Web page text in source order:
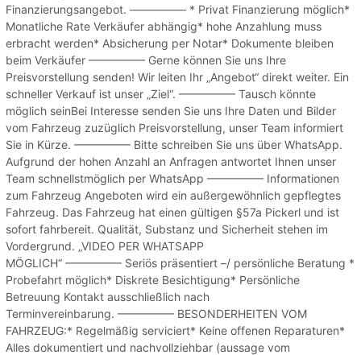
Finanzierungsangebot. ————— * Privat Finanzierung möglich*
Monatliche Rate Verkäufer abhängig* hohe Anzahlung muss
erbracht werden* Absicherung per Notar* Dokumente bleiben
beim Verkäufer ————— Gerne können Sie uns Ihre
Preisvorstellung senden! Wir leiten Ihr „Angebot“ direkt weiter. Ein
schneller Verkauf ist unser „Ziel“. ————— Tausch könnte
möglich seinBei Interesse senden Sie uns Ihre Daten und Bilder
vom Fahrzeug zuzüglich Preisvorstellung, unser Team informiert
Sie in Kürze. ————— Bitte schreiben Sie uns über WhatsApp.
Aufgrund der hohen Anzahl an Anfragen antwortet Ihnen unser
Team schnellstmöglich per WhatsApp ————— Informationen
zum Fahrzeug Angeboten wird ein außergewöhnlich gepflegtes
Fahrzeug. Das Fahrzeug hat einen gültigen §57a Pickerl und ist
sofort fahrbereit. Qualität, Substanz und Sicherheit stehen im
Vordergrund. „VIDEO PER WHATSAPP
MÖGLICH“ ————— Seriös präsentiert –/ persönliche Beratung *
Probefahrt möglich* Diskrete Besichtigung* Persönliche
Betreuung Kontakt ausschließlich nach
Terminvereinbarung. ————— BESONDERHEITEN VOM
FAHRZEUG:* Regelmäßig serviciert* Keine offenen Reparaturen*
Alles dokumentiert und nachvollziehbar (aussage vom